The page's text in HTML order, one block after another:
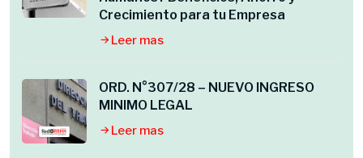
Crecimiento para tu Empresa
Leer mas
ORD. N°307/28 – NUEVO INGRESO
MINIMO LEGAL
Leer mas